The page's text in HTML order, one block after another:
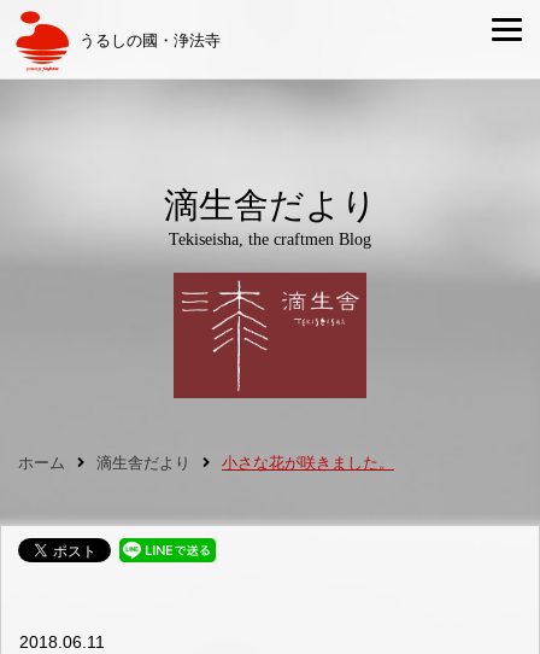
うるしの國・浄法寺
滴生舎だより
Tekiseisha, the craftmen Blog
ホーム 滴生舎だより 小さな花が咲きました。
2018.06.11